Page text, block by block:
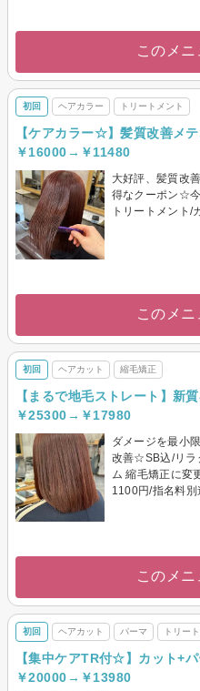
このメ
初回 ヘアカラー トリートメント
【ケアカラー☆】髪質改善メ
￥16000→￥11480
大好評、髪質改
得なクーポン☆
トリートメント/
このメ
初回 ヘアカット 縮毛矯正
【まるで地毛ストレート】新
￥25300→￥17980
ダメージを最小
改善☆SB込/リラ
ム 縮毛矯正に変
1100円/指名料別
このメ
初回 ヘアカット パーマ トリー
【集中ケアTR付☆】カット+
￥20000→￥13980